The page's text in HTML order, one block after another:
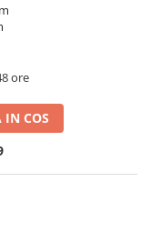
ore
IN COS